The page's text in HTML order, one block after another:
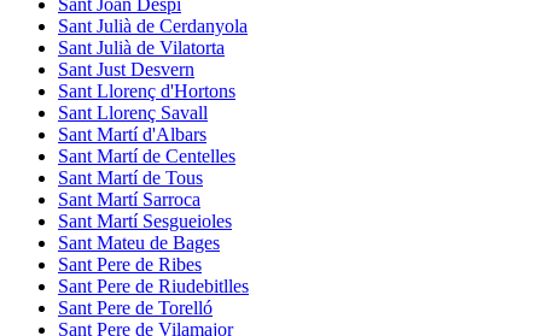
Sant Julià de Cerdanyola
Sant Julià de Vilatorta
Sant Just Desvern
Sant Llorenç d'Hortons
Sant Llorenç Savall
Sant Martí d'Albars
Sant Martí de Centelles
Sant Martí de Tous
Sant Martí Sarroca
Sant Martí Sesgueioles
Sant Mateu de Bages
Sant Pere de Ribes
Sant Pere de Riudebitlles
Sant Pere de Torelló
Sant Pere de Vilamajor